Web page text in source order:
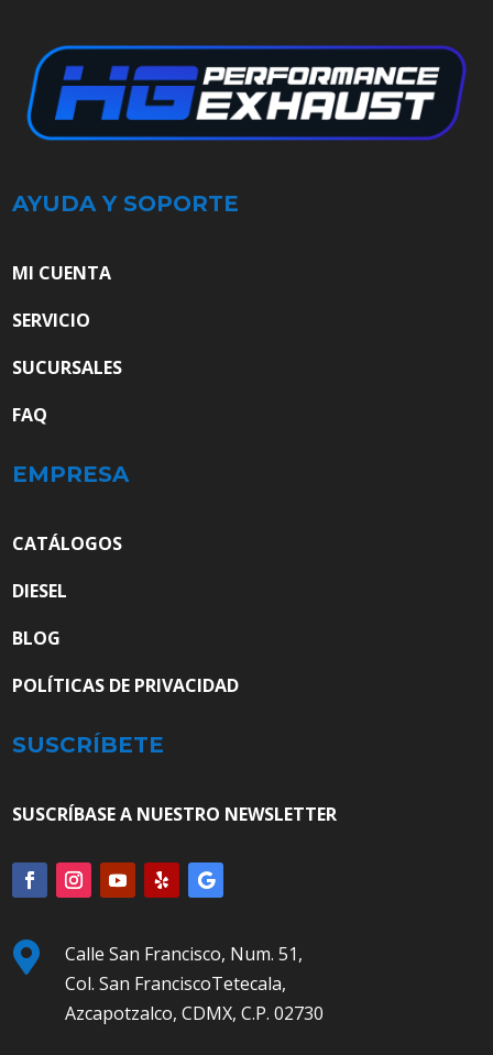
AYUDA Y SOPORTE
MI CUENTA
SERVICIO
SUCURSALES
FAQ
EMPRESA
CATÁLOGOS
DIESEL
BLOG
POLÍTICAS DE PRIVACIDAD
SUSCRÍBETE
SUSCRÍBASE A NUESTRO NEWSLETTER

Calle San Francisco, Num. 51,
Col. San FranciscoTetecala,
Azcapotzalco, CDMX, C.P. 02730